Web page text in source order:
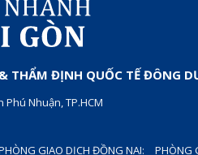
THẨM ĐỊNH QUỐC TẾ ĐÔNG
Phú Nhuận, TP.HCM
GIAO DỊCH ĐỒNG NAI: PHÒNG